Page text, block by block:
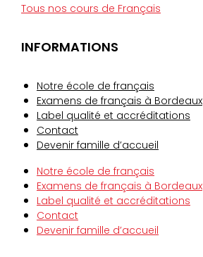
Tous nos cours de Français
INFORMATIONS​
Notre école de français
Examens de français à Bordeaux
Label qualité et accréditations
Contact
Devenir famille d’accueil
Notre école de français
Examens de français à Bordeaux
Label qualité et accréditations
Contact
Devenir famille d’accueil